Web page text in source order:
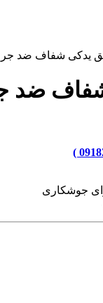
یدکی شفاف ضد
ضد
جوشکاری